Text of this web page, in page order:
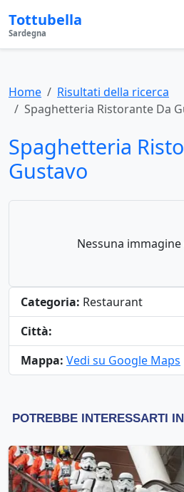
Tottubella
Sardegna
Home
Risultati della ricerca
Spaghetteria Ristorante Da
Spaghetteria
Gustavo
Nessuna
Categoria: Restaurant
Città:
Mappa: Vedi su Google Maps